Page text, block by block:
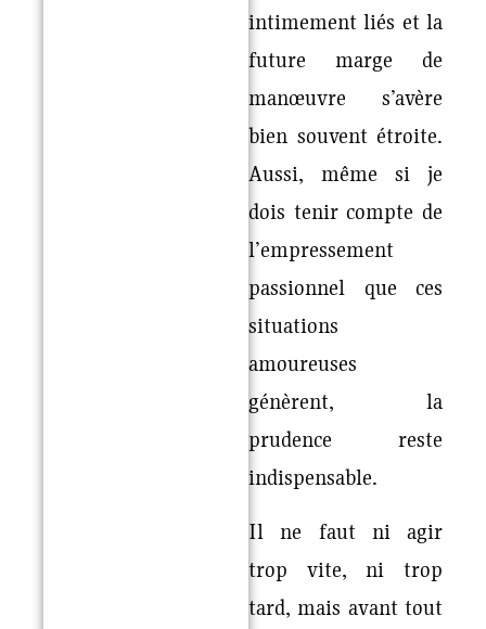
intimement liés et la
future marge de
manœuvre s’avère
bien souvent étroite.
Aussi, même si je
dois tenir compte de
l’empressement
passionnel que ces
situations
amoureuses
génèrent, la
prudence reste
indispensable.
Il ne faut ni agir
trop vite, ni trop
tard, mais avant tout